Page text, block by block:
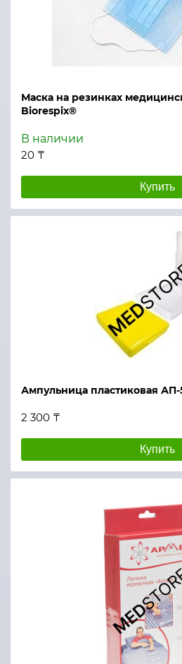
Маска на резинках
Biorespix®
В наличии
20 ₸
Купить
Ампульница пластиковая АП-
2 300 ₸
Купить